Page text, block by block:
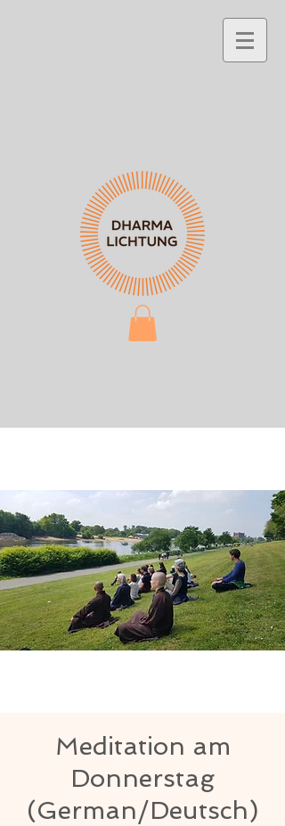
Meditation am
Donnerstag
(German/Deutsch)